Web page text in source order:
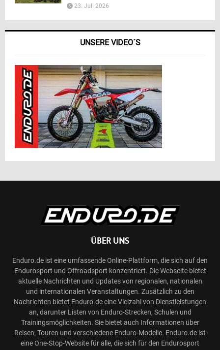
23. Juli 2026
UNSERE VIDEO´S
ÜBER UNS
Enduro.de ist eine umfassende Online-Plattform, die sich auf den
Endurosport und Offroadsport konzentriert. Die Webseite bietet
aktuelle Nachrichten und Updates von regionalen, nationalen
und internationalen Veranstaltungen. Zusätzlich zu den
Nachrichten bietet Enduro.de eine Vielzahl von Dienstleistungen
an, darunter Listen von Enduro-Strecken, Schulen und
Trainingsmöglichkeiten. Sie bietet auch Informationen über
Reisen, Touren und verschiedene Enduro-Modelle. Enduro.de ist
eine One-Stop-Website für alle, die sich für den Endurosport